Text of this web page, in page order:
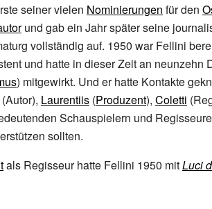
seiner vielen Nominierungen für den
und gab ein Jahr später seine
vollständig auf. 1950 war Fellini
und hatte in dieser Zeit an neunzehn
) mitgewirkt. Und er hatte Kontakte
(Autor), Laurentiis (Produzent), Coletti
Schauspielern und
sollten.
als Regisseur hatte Fellini 1950 mitLuci